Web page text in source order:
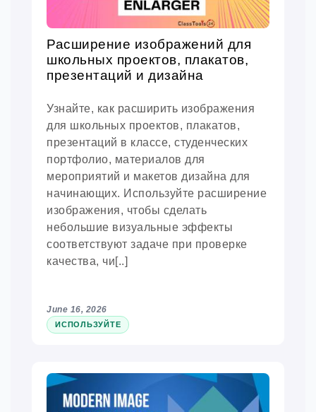
Расширение изображений для
школьных проектов, плакатов,
презентаций и дизайна
Узнайте, как расширить изображения
для школьных проектов, плакатов,
презентаций в классе, студенческих
портфолио, материалов для
мероприятий и макетов дизайна для
начинающих. Используйте расширение
изображения, чтобы сделать
небольшие визуальные эффекты
соответствуют задаче при проверке
качества, чи[..]
June 16, 2026
ИСПОЛЬЗУЙТЕ